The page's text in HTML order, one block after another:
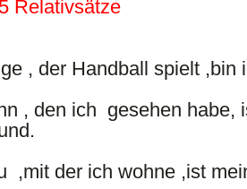
Participle for Irregular
always end in -en.
from the one in present
person sg. past participle
Relativsätze
, der Handball spielt ,bin
, den ich gesehen habe,
,mit der ich wohne ,ist